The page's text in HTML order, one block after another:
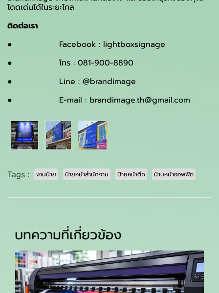
โดดเด่นได้ในระยะไกล
ติดต่อเรา
● Facebook : lightboxsignage
● โทร​ : 081-900-8890
● Line : @brandimage
● E-mail : brandimage.th@gmail.com
Tags : งานป้าย ป้ายหน้าสำนักงาน ป้ายหน้าตึก ป้านหน้าออฟฟิต
บทความที่เกี่ยวข้อง